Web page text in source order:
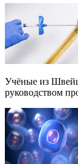
Учёные из
руководством